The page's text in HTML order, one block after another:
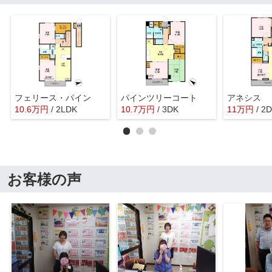
フェリース・パイン
10.6万円 / 2LDK
パインツリーコート
10.7万円 / 3DK
アネシス
11万円 /
お客様の声